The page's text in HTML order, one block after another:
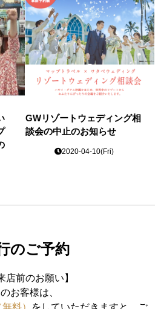
GWリゾートウェディング相
談会の中止のお知らせ
2020-04-10(Fri)
のご予約
店前のお願い】
お客様は、